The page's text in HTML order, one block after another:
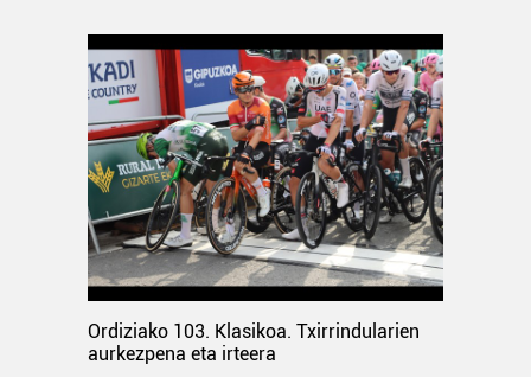
Ordiziako 103. Klasikoa. Txirrindularien
aurkezpena eta irteera